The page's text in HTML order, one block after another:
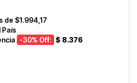
de $1.994,17
País
-30% Off: $ 8.376